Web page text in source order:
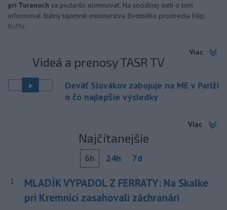
pri Turanoch sa podarilo eliminovať. Na sociálnej sieti o tom
informoval štátny tajomník ministerstva životného prostredia Filip
Kuffa.
Viac
Videá a prenosy TASR TV
Deväť Slovákov zabojuje na ME v Paríži
o čo najlepšie výsledky
Viac
Najčítanejšie
6h 24h 7d
1
MLADÍK VYPADOL Z FERRATY: Na Skalke
pri Kremnici zasahovali záchranári